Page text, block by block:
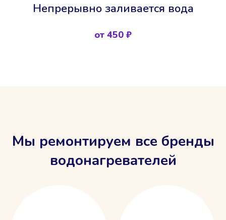
Непрерывно заливается вода
от 450 ₽
Мы ремонтируем все бренды
водонагревателей